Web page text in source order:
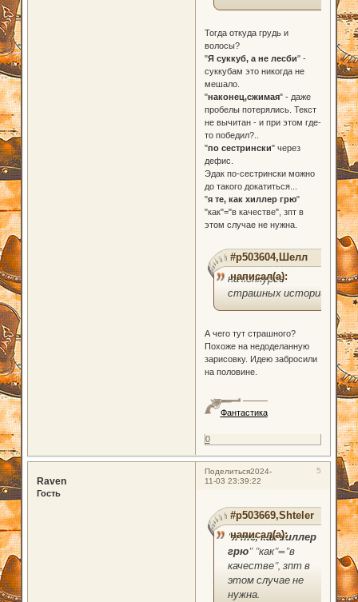
Тогда откуда грудь и
волосы?
"Я суккуб, а не лесби" -
суккубам это никогда не
мешало.
"наконец,сжимая" - даже
пробелы потерялись. Текст
не вычитан - и при этом где-
то победил?..
"по сестрински" через
дефис.
Эдак по-сестрински можно
до такого докатиться...
"я те, как хиллер грю"
"как"="в качестве", зпт в
этом случае не нужна.
#p503604,Шелл
написал(а):
на конкурсе
страшных историй
А чего тут страшного?
Похоже на недоделанную
зарисовку. Идею забросили
на половине.
Фантастика
0
Поделиться 5
2024-
11-03 23:39:22
Raven
Гость
#p503669,Shteler
написал(а):
"я те, как хиллер
грю" "как"="в
качестве", зпт в
этом случае не
нужна.